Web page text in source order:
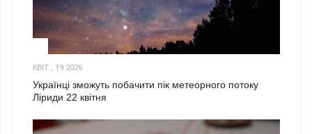
КВІТ., 19 2026
Українці зможуть побачити пік метеорного потоку
Ліриди 22 квітня